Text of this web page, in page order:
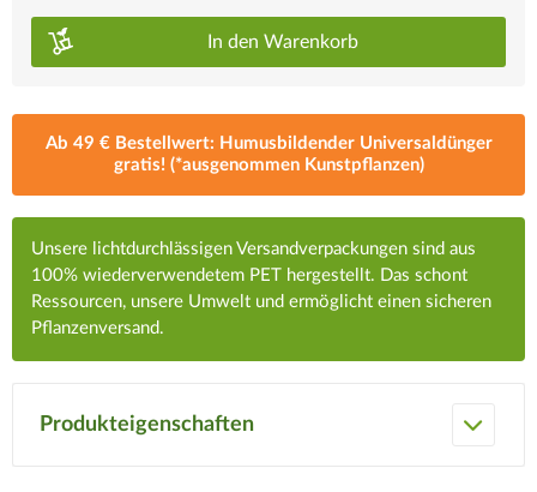
In den Warenkorb
Ab 49 € Bestellwert: Humusbildender Universaldünger
gratis! (*ausgenommen Kunstpflanzen)
Unsere lichtdurchlässigen Versandverpackungen sind aus
100% wiederverwendetem PET hergestellt. Das schont
Ressourcen, unsere Umwelt und ermöglicht einen sicheren
Pflanzenversand.
Produkteigenschaften